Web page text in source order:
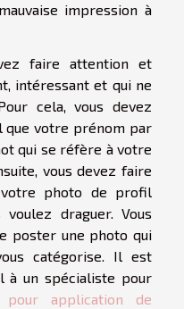
impression à
faire attention et
intéressant et qui ne
cela, vous devez
que votre prénom par
qui se réfère à votre
vous devez faire
photo de profil
draguer. Vous
poster une photo qui
catégorise. Il est
à un spécialiste pour
pour application de